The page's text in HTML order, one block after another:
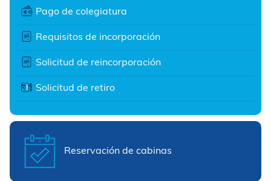
Pago de colegiatura
Requisitos de incorporación
Solicitud de reincorporación
Solicitud de retiro
Reservación de cabinas